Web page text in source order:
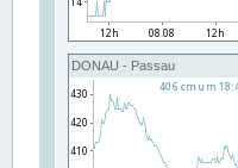
DONAU - Passau